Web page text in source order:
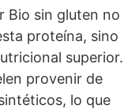
Bio sin gluten no
proteína, sino
superior.
provenir de
lo que